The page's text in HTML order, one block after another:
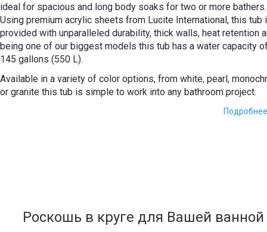
ideal for spacious and long body soaks for two or more bathers.
Using premium acrylic sheets from Lucite International, this tub
provided with unparalleled durability, thick walls, heat retention
being one of our biggest models this tub has a water capacity
145 gallons (550 L).
Available in a variety of color options, from white, pearl,
or granite this tub is simple to work into any bathroom project.
Подробнее
Роскошь в круге для Вашей ванной